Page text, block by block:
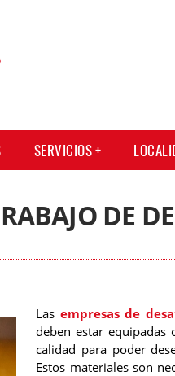
SERVICIOS
DE
Las empresas de
deben estar equipadas
calidad para poder
Estos materiales son